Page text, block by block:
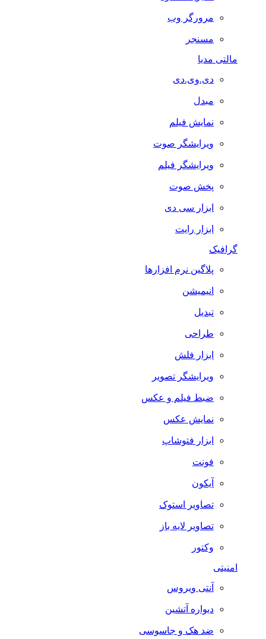
مرورگر وب
مسنجر
مالتی مدیا
دی.وی.دی
مبدل
نمایش فیلم
ویرایشگر صوت
ویرایشگر فیلم
پخش صوت
ابزار سی دی
ابزار رایت
گرافیک
پلاگین نرم افزارها
انیمیشن
تبدیل
طراحی
ابزار فلش
ویرایشگر تصویر
ضبط فيلم و عكس
نمایش عکس
ابزار فتوشاپ
فونت
آیکون
تصاویر استوک
تصاویر لایه باز
وکتور
امنیتی
آنتی ویروس
دیواره آتشین
ضد هک و جاسوسی